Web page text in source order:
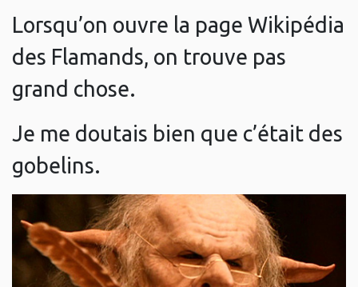
Lorsqu’on ouvre la page Wikipédia
des Flamands, on trouve pas
grand chose.
Je me doutais bien que c’était des
gobelins.